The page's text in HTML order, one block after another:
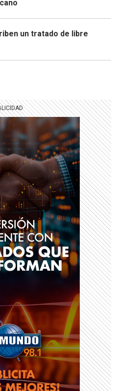
un tratado de libre